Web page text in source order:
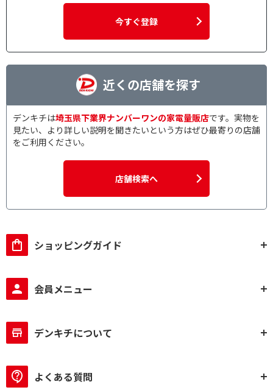
今すぐ登録
近くの店舗を探す
デンキチは埼玉県下業界ナンバーワンの家電量販店です。実物を
見たい、より詳しい説明を聞きたいという方はぜひ最寄りの店舗
をご利用ください。
店舗検索へ
ショッピングガイド
会員メニュー
デンキチについて
よくある質問